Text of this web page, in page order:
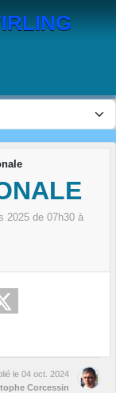
2025 de 07h30 à
le 04 oct. 2024
Corcessin